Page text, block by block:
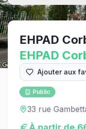
EHPAD
EHPAD
Ajouter aux
Public
33 rue